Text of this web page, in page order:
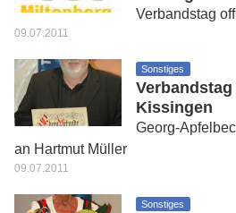
Verbandstag
09.07.2011
Sonstiges
Verbandstag
Kissingen
Georg-
an Hartmut Müller
09.07.2011
Sonstiges